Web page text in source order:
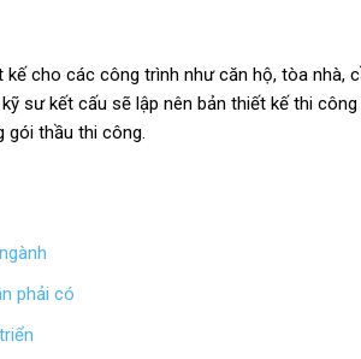
cho các công trình như căn hộ, tòa nhà,
sư kết cấu sẽ lập nên bản thiết kế thi
gói thầu thi công.
phải có